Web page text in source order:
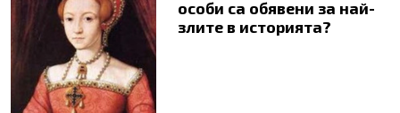
особи са обявени за най-
злите в историята?